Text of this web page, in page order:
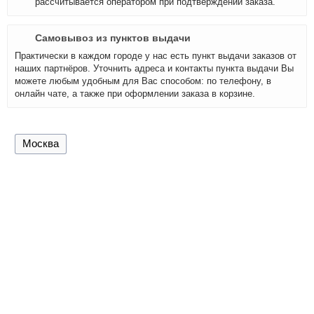
Самовывоз из пунктов выдачи
Практически в каждом городе у нас есть пункт выдачи заказов от
наших партнёров. Уточнить адреса и контакты пункта выдачи Вы
можете любым удобным для Вас способом: по телефону, в
онлайн чате, а также при оформлении заказа в корзине.
Москва